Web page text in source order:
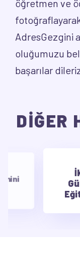
öğretmen ve
AdresGezgini
oluğumuzu
başarılar
DİĞER